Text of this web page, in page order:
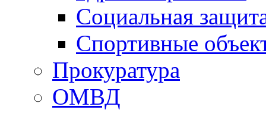
Социальная
Спортивные
Прокуратура
ОМВД